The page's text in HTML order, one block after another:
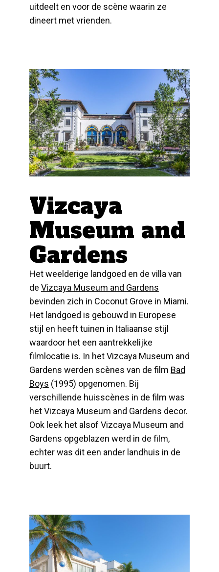
uitdeelt en voor de scène waarin ze
dineert met vrienden.
Vizcaya
Museum and
Gardens
Het weelderige landgoed en de villa van
de Vizcaya Museum and Gardens
bevinden zich in Coconut Grove in Miami.
Het landgoed is gebouwd in Europese
stijl en heeft tuinen in Italiaanse stijl
waardoor het een aantrekkelijke
filmlocatie is. In het Vizcaya Museum and
Gardens werden scènes van de film Bad
Boys (1995) opgenomen. Bij
verschillende huisscènes in de film was
het Vizcaya Museum and Gardens decor.
Ook leek het alsof Vizcaya Museum and
Gardens opgeblazen werd in de film,
echter was dit een ander landhuis in de
buurt.